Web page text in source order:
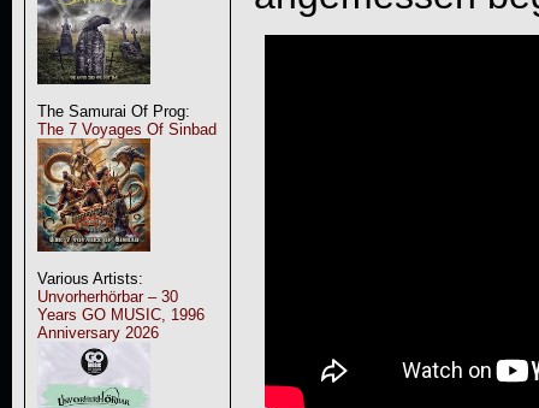
The Samurai Of Prog:
The 7 Voyages Of Sinbad
Various Artists:
Unvorherhörbar – 30
Years GO MUSIC, 1996
Anniversary 2026